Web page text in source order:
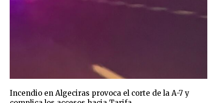
Incendio en Algeciras provoca el corte de la A-7 y